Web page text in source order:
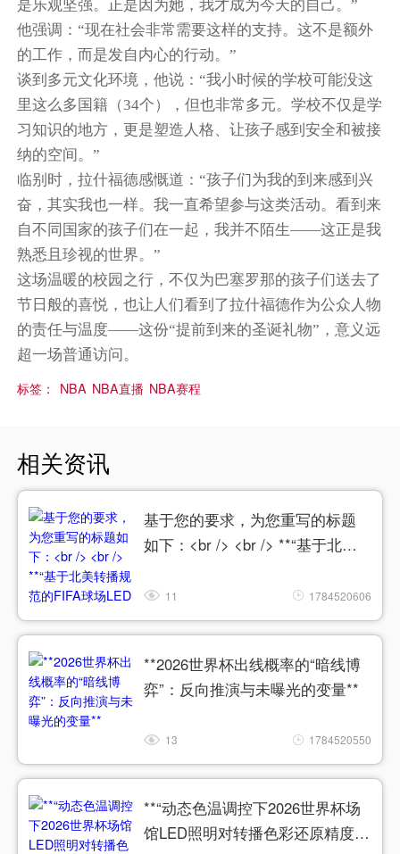
是乐观坚强。正是因为她，我才成为今天的自己。”
他强调：“现在社会非常需要这样的支持。这不是额外
的工作，而是发自内心的行动。”
谈到多元文化环境，他说：“我小时候的学校可能没这
里这么多国籍（34个），但也非常多元。学校不仅是学
习知识的地方，更是塑造人格、让孩子感到安全和被接
纳的空间。”
临别时，拉什福德感慨道：“孩子们为我的到来感到兴
奋，其实我也一样。我一直希望参与这类活动。看到来
自不同国家的孩子们在一起，我并不陌生——这正是我
熟悉且珍视的世界。”
这场温暖的校园之行，不仅为巴塞罗那的孩子们送去了
节日般的喜悦，也让人们看到了拉什福德作为公众人物
的责任与温度——这份“提前到来的圣诞礼物”，意义远
超一场普通访问。
标签： NBA NBA直播 NBA赛程
相关资讯
基于您的要求，为您重写的标题
如下：<br /> <br /> **“基于北美
匹配与色彩精准同步系统”**
11 1784520606
**2026世界杯出线概率的“暗线博
弈”：反向推演与未曝光的变量**
13 1784520550
**“动态色温调控下2026世界杯场
馆LED照明对转播色彩还原精度的